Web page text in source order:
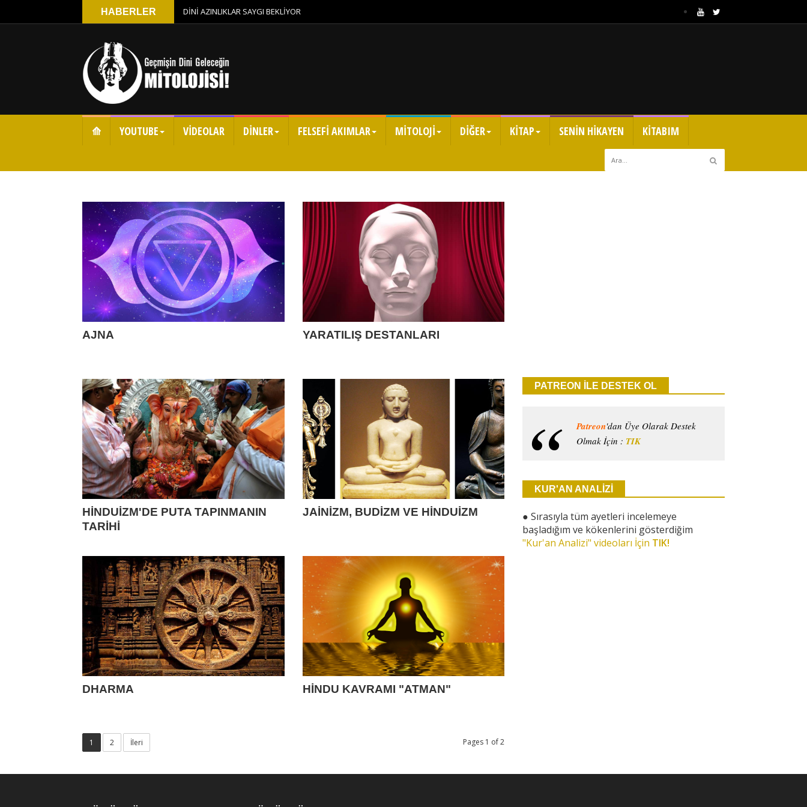
HABERLER DİNİ AZINLIKLAR SAYGI BEKLİYOR
⟰ YOUTUBE VİDEOLAR DİNLER FELSEFİ AKIMLAR MİTOLOJİ DİĞER KİTAP SENİN HİKAYEN KİTABIM
AJNA YARATILIŞ DESTANLARI
HİNDUİZM'DE PUTA TAPINMANIN
TARİHİ
JAİNİZM, BUDİZM VE HİNDUİZM
DHARMA HİNDU KAVRAMI "ATMAN"
Pages 1 of 2
1 2 İleri
PATREON İLE DESTEK OL
Patreon'dan Üye Olarak Destek
Olmak İçin : TIK
KUR'AN ANALİZİ
●Sırasıyla tüm ayetleri incelemeye
başladığım ve kökenlerini gösterdiğim
"Kur'an Analizi" videoları İçin TIK!